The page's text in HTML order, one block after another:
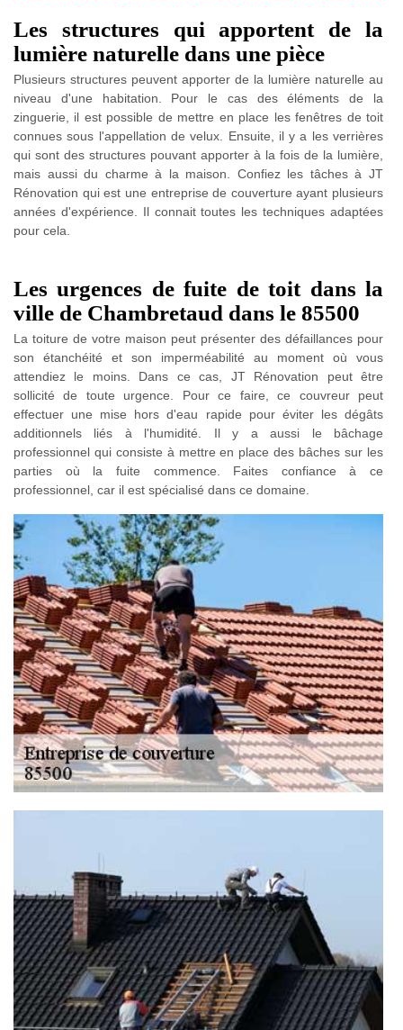
Les structures qui apportent de la
lumière naturelle dans une pièce
Plusieurs structures peuvent apporter de la lumière naturelle au
niveau d'une habitation. Pour le cas des éléments de la
zinguerie, il est possible de mettre en place les fenêtres de toit
connues sous l'appellation de velux. Ensuite, il y a les verrières
qui sont des structures pouvant apporter à la fois de la lumière,
mais aussi du charme à la maison. Confiez les tâches à JT
Rénovation qui est une entreprise de couverture ayant plusieurs
années d'expérience. Il connait toutes les techniques adaptées
pour cela.
Les urgences de fuite de toit dans la
ville de Chambretaud dans le 85500
La toiture de votre maison peut présenter des défaillances pour
son étanchéité et son imperméabilité au moment où vous
attendiez le moins. Dans ce cas, JT Rénovation peut être
sollicité de toute urgence. Pour ce faire, ce couvreur peut
effectuer une mise hors d'eau rapide pour éviter les dégâts
additionnels liés à l'humidité. Il y a aussi le bâchage
professionnel qui consiste à mettre en place des bâches sur les
parties où la fuite commence. Faites confiance à ce
professionnel, car il est spécialisé dans ce domaine.